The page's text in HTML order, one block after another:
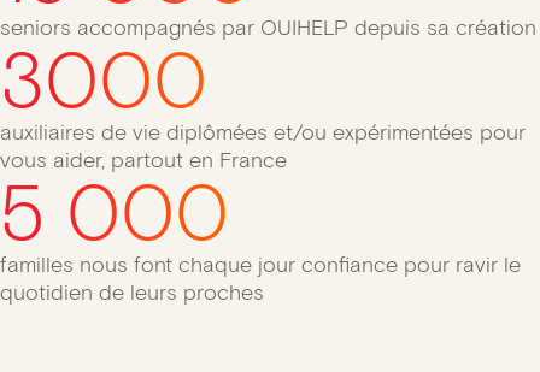
seniors accompagnés par OUIHELP depuis sa création
3000
auxiliaires de vie diplômées et/ou expérimentées pour
vous aider, partout en France
5 000
familles nous font chaque jour confiance pour ravir le
quotidien de leurs proches